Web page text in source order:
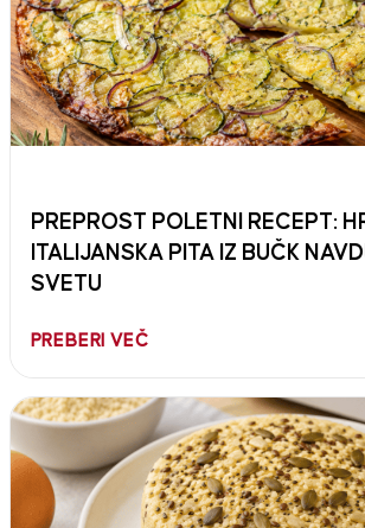
PREPROST POLETNI RECEPT:
ITALIJANSKA PITA IZ BUČK
SVETU
PREBERI VEČ